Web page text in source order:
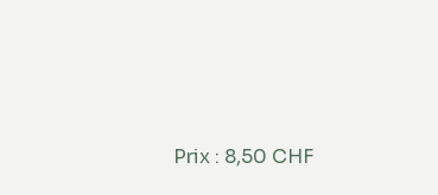
Prix : 8,50 CHF